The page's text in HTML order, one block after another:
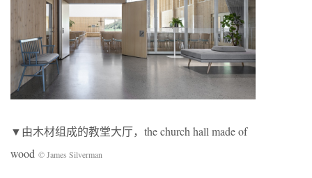
▼由木材组成的教堂大厅，the church hall made of
wood © James Silverman